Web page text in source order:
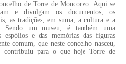
de Torre de Moncorvo. Aqui se
e divulgam os documentos, os
as tradições; em suma, a cultura e a
Sendo um museu, é também uma
e das memórias das figuras
comum, que neste concelho nasceu,
contribuiu para o que hoje Torre de